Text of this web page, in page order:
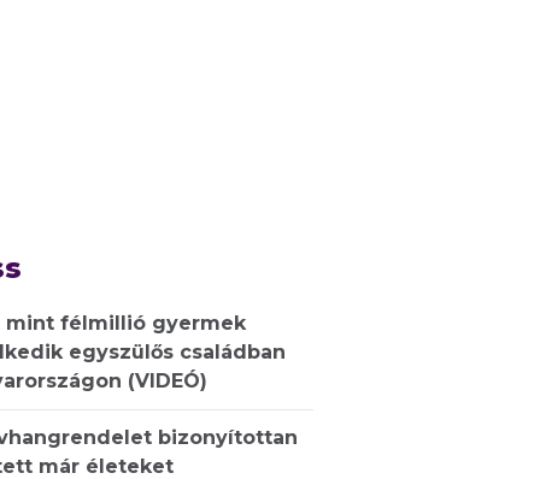
mint félmillió gyermek
egyszülős családban
(VIDEÓ)
bizonyítottan
már életeket